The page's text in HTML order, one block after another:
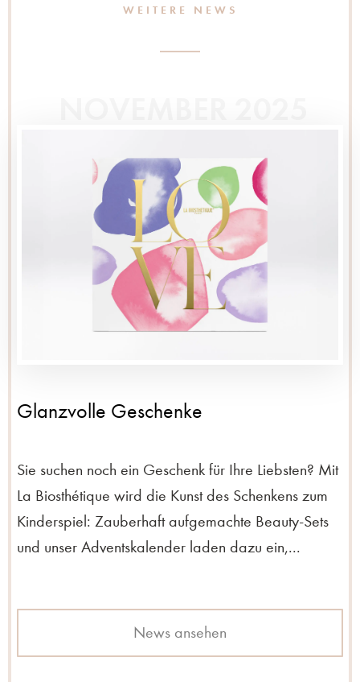
WEITERE NEWS
Glanzvolle Geschenke
Sie suchen noch ein Geschenk für Ihre Liebsten? Mit
La Biosthétique wird die Kunst des Schenkens zum
Kinderspiel: Zauberhaft aufgemachte Beauty-Sets
und unser Adventskalender laden dazu ein,...
News ansehen